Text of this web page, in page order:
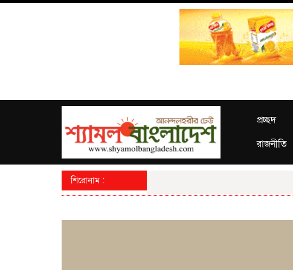
প্রচ্ছদ
রাজনীতি
শিরোনাম :